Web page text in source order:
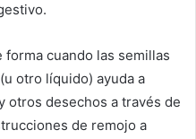
forma cuando las semillas
otro líquido) ayuda a
otros desechos a través de
de remojo a